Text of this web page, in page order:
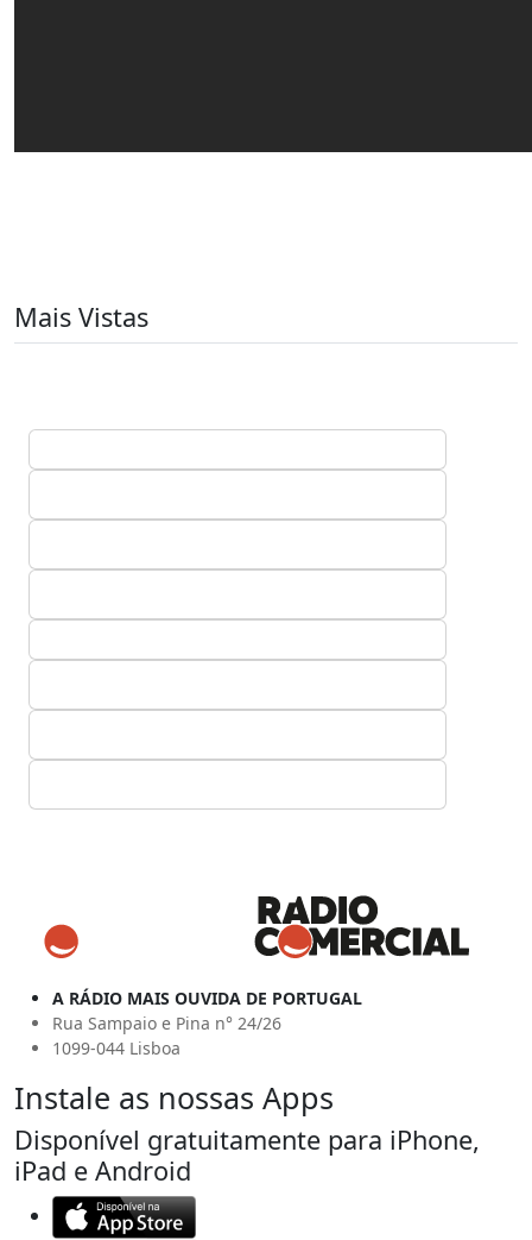
Mais Vistas
A RÁDIO MAIS OUVIDA DE PORTUGAL
Rua Sampaio e Pina n° 24/26
1099-044 Lisboa
Instale as nossas Apps
Disponível gratuitamente para iPhone,
iPad e Android